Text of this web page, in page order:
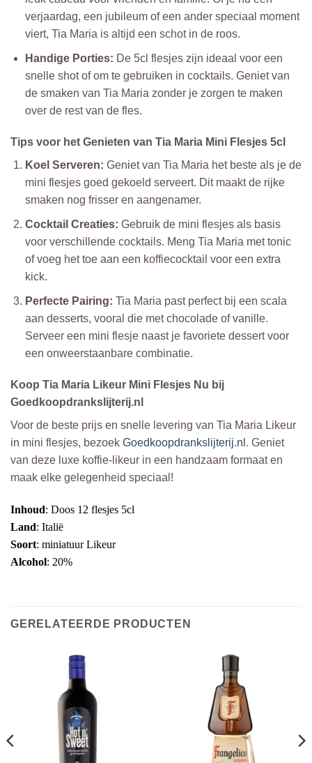
verjaardag, een jubileum of een ander speciaal moment
viert, Tia Maria is altijd een schot in de roos.
Handige Porties: De 5cl flesjes zijn ideaal voor een
snelle shot of om te gebruiken in cocktails. Geniet van
de smaken van Tia Maria zonder je zorgen te maken
over de rest van de fles.
Tips voor het Genieten van Tia Maria Mini Flesjes 5cl
Koel Serveren: Geniet van Tia Maria het beste als je de
mini flesjes goed gekoeld serveert. Dit maakt de rijke
smaken nog frisser en aangenamer.
Cocktail Creaties: Gebruik de mini flesjes als basis
voor verschillende cocktails. Meng Tia Maria met tonic
of voeg het toe aan een koffiecocktail voor een extra
kick.
Perfecte Pairing: Tia Maria past perfect bij een scala
aan desserts, vooral die met chocolade of vanille.
Serveer een mini flesje naast je favoriete dessert voor
een onweerstaanbare combinatie.
Koop Tia Maria Likeur Mini Flesjes Nu bij
Goedkoopdrankslijterij.nl
Voor de beste prijs en snelle levering van Tia Maria Likeur
in mini flesjes, bezoek Goedkoopdrankslijterij.nl . Geniet
van deze luxe koffie-likeur in een handzaam formaat en
maak elke gelegenheid speciaal!
Inhoud: Doos 12 flesjes 5cl
Land: Italië
Soort: miniatuur Likeur
Alcohol: 20%
GERELATEERDE PRODUCTEN